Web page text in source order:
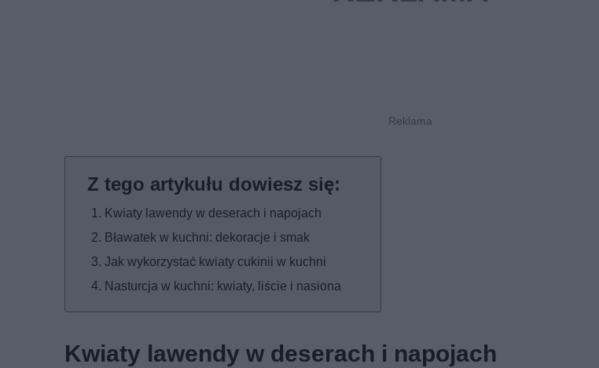
Kwiaty lawendy w deserach i napojach
Bławatek w kuchni: dekoracje i smak
Jak wykorzystać kwiaty cukinii w kuchni
Nasturcja w kuchni: kwiaty, liście i nasiona
Kwiaty lawendy w deserach i napojach